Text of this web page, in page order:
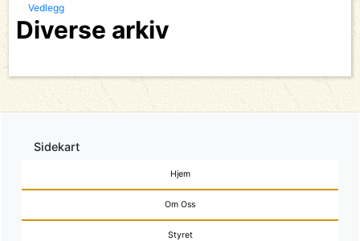
Vedlegg
Diverse arkiv
Sidekart
Hjem
Om Oss
Styret